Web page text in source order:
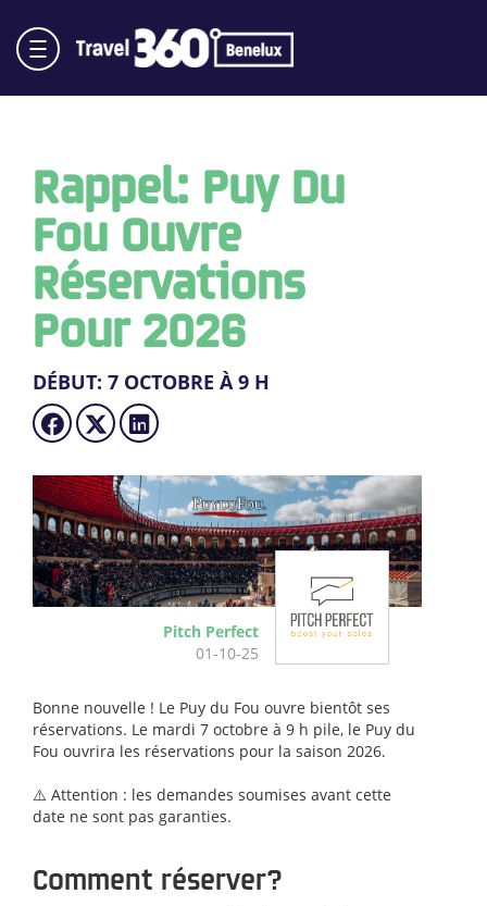
Rappel: Puy Du
Fou Ouvre
Réservations
Pour 2026
DÉBUT: 7 OCTOBRE À 9 H
Pitch Perfect
01-10-25
Bonne nouvelle ! Le Puy du Fou ouvre bientôt ses
réservations. Le mardi 7 octobre à 9 h pile, le Puy du
Fou ouvrira les réservations pour la saison 2026.
⚠️ Attention : les demandes soumises avant cette
date ne sont pas garanties.
​Comment réserver?